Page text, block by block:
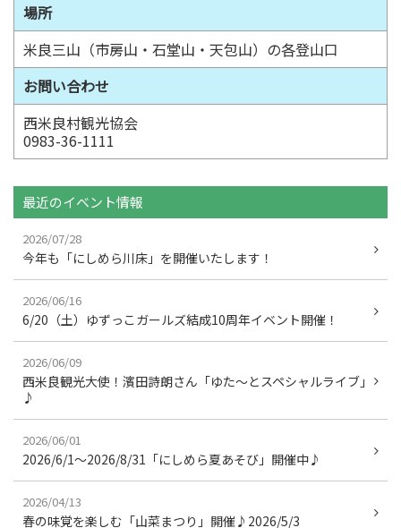
場所
米良三山（市房山・石堂山・天包山）の各登山口
お問い合わせ
西米良村観光協会
0983-36-1111
最近のイベント情報
2026/07/28
今年も「にしめら川床」を開催いたします！
2026/06/16
6/20（土）ゆずっこガールズ結成10周年イベント開催！
2026/06/09
西米良観光大使！濱田詩朗さん「ゆた～とスペシャルライブ」
♪
2026/06/01
2026/6/1～2026/8/31「にしめら夏あそび」開催中♪
2026/04/13
春の味覚を楽しむ「山菜まつり」開催♪2026/5/3